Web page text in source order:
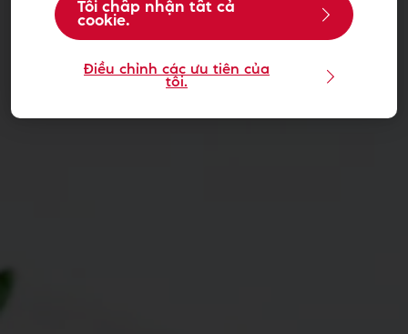
Tôi chấp nhận tất cả
cookie.
Điều chỉnh các ưu tiên của
tôi.